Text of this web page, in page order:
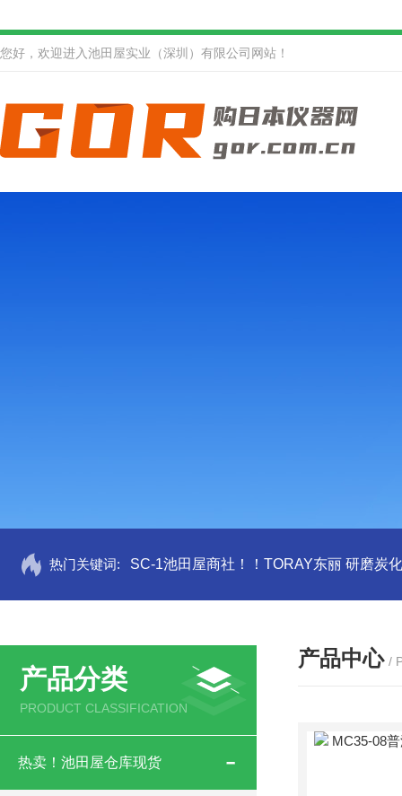
您好，欢迎进入池田屋实业（深圳）有限公司网站！
热门关键词: SC-1池田屋商社！！TORAY东丽 研磨炭
产品分类
PRODUCT CLASSIFICATION
热卖！池田屋仓库现货
产品中心 /